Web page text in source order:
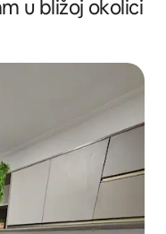
u bližoj okolici